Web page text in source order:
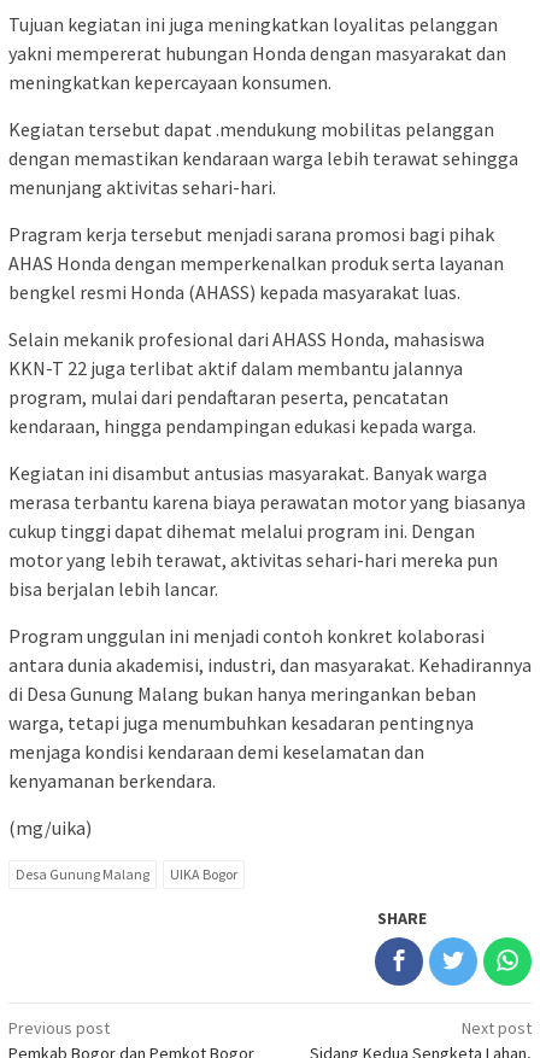
Tujuan kegiatan ini juga meningkatkan loyalitas pelanggan
yakni mempererat hubungan Honda dengan masyarakat dan
meningkatkan kepercayaan konsumen.
Kegiatan tersebut dapat .mendukung mobilitas pelanggan
dengan memastikan kendaraan warga lebih terawat sehingga
menunjang aktivitas sehari-hari.
Pragram kerja tersebut menjadi sarana promosi bagi pihak
AHAS Honda dengan memperkenalkan produk serta layanan
bengkel resmi Honda (AHASS) kepada masyarakat luas.
Selain mekanik profesional dari AHASS Honda, mahasiswa
KKN-T 22 juga terlibat aktif dalam membantu jalannya
program, mulai dari pendaftaran peserta, pencatatan
kendaraan, hingga pendampingan edukasi kepada warga.
Kegiatan ini disambut antusias masyarakat. Banyak warga
merasa terbantu karena biaya perawatan motor yang biasanya
cukup tinggi dapat dihemat melalui program ini. Dengan
motor yang lebih terawat, aktivitas sehari-hari mereka pun
bisa berjalan lebih lancar.
Program unggulan ini menjadi contoh konkret kolaborasi
antara dunia akademisi, industri, dan masyarakat. Kehadirannya
di Desa Gunung Malang bukan hanya meringankan beban
warga, tetapi juga menumbuhkan kesadaran pentingnya
menjaga kondisi kendaraan demi keselamatan dan
kenyamanan berkendara.
(mg/uika)
Desa Gunung Malang UIKA Bogor
SHARE
Post
Previous post
Pemkab Bogor dan Pemkot Bogor
Next post
Sidang Kedua Sengketa Lahan,